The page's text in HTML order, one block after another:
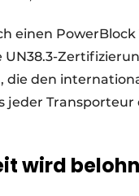
einen PowerBlock
UN38.3-
die den
jeder
wird